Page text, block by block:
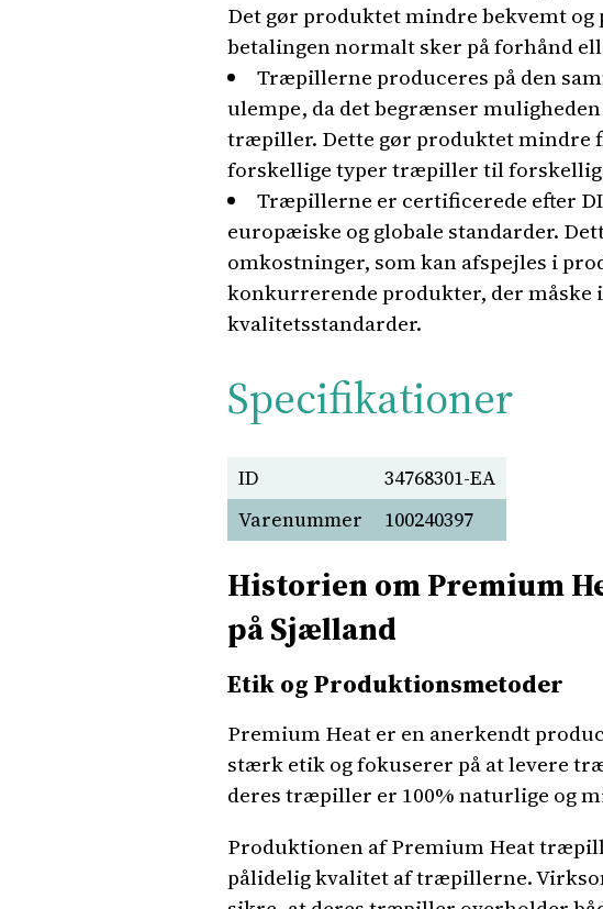
Det gør produktet mindre bekvemt
betalingen normalt sker på forhånd
Træpillerne produceres på den
ulempe, da det begrænser
træpiller. Dette gør produktet mindre
forskellige typer træpiller til
Træpillerne er certificerede efter
europæiske og globale standarder.
omkostninger, som kan afspejles i
konkurrerende produkter, der måske
kvalitetsstandarder.
Specifikationer
ID
34768301-EA
Varenummer
100240397
Historien om Premium
på Sjælland
Etik og Produktionsmetoder
Premium Heat er en anerkendt
stærk etik og fokuserer på at levere
deres træpiller er 100% naturlige og
Produktionen af Premium Heat
pålidelig kvalitet af træpillerne.